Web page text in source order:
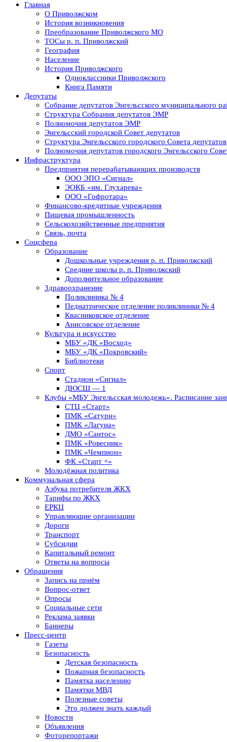
Главная
О Приволжском
История возникновения
Преобразование Приволжского МО
ТОСы р. п. Приволжский
География
Население
История Приволжского
Одноклассники Приволжского
Книга Памяти
Депутаты
Собрание депутатов Энгельсского муниципального
Структура Собрания депутатов ЭМР
Полномочия депутатов ЭМР
Энгельсский городской Совет депутатов
Структура Энгельсского городского Совета депутатов
Полномочия депутатов городского Энгельсского
Инфраструктура
Предприятия перерабатывающих производств
ООО ЭПО «Сигнал»
ЭОКБ «им. Глухарева»
ООО «Гофротара»
Финансово-кредитные учреждения
Пищевая промышленность
Сельскохозяйственные предприятия
Связь, почта
Соцсфера
Образование
Дошкольные учреждения р. п. Приволжский
Средние школы р. п. Приволжский
Дополнительное образование
Здравоохранение
Поликлиника № 4
Педиатрическое отделение поликлиники № 4
Квасниковское отделение
Анисовское отделение
Культура и искусство
МБУ «ДК «Восход»
МБУ «ДК «Покровский»
Библиотеки
Спорт
Стадион «Сигнал»
ДЮСШ — 1
Клубы «МБУ Энгельсская молодежь». Расписание
СТЦ «Старт»
ПМК «Сатурн»
ПМК «Лагуна»
ДМО «Сантос»
ПМК «Ровесник»
ПМК «Чемпион»
ФК «Старт +»
Молодёжная политика
Коммунальная сфера
Азбука потребителя ЖКХ
Тарифы по ЖКХ
ЕРКЦ
Управляющие организации
Дороги
Транспорт
Субсидии
Капитальный ремонт
Ответы на вопросы
Обращения
Запись на приём
Вопрос-ответ
Опросы
Социальные сети
Реклама заявки
Баннеры
Пресс-центр
Газеты
Безопасность
Детская безопасность
Пожарная безопасность
Памятка населению
Памятки МВД
Полезные советы
Это должен знать каждый
Новости
Объявления
Фоторепортажи